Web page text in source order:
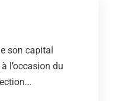
son capital
l’occasion du